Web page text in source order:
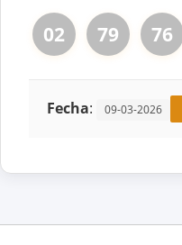
02 79 76
Fecha: 09-03-2026